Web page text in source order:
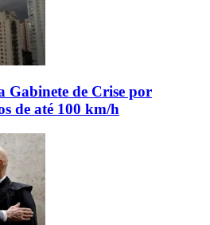
Gabinete de Crise por
de até 100 km/h